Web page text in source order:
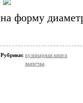
на форму
Рубрики: кулинарная книга
выпечка